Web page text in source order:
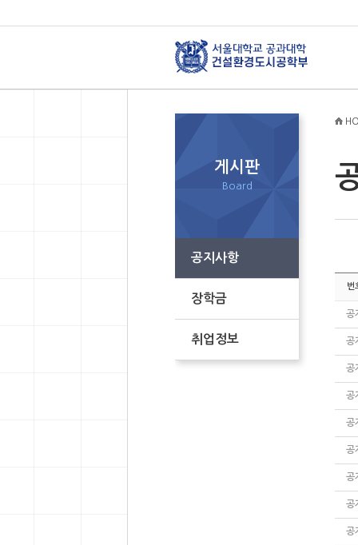
게시판
Board
공지사항
장학금
취업정보
번
공
공
공
공
공
공
공
공
공